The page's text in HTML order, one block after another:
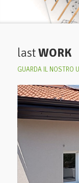
lastWORK
GUARDA IL NOSTRO